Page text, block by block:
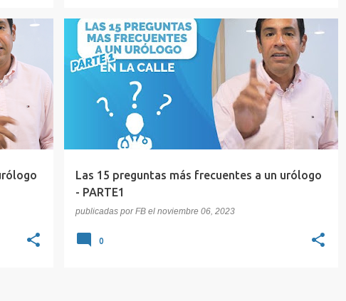
+
Las 15 preguntas más frecuentes a un urólogo
- PARTE1
publicadas porFB el noviembre 06, 2023
DIAADIA ERECCIÓN PREGUNTAS PRÓSTATA
SEXUALIDAD
0